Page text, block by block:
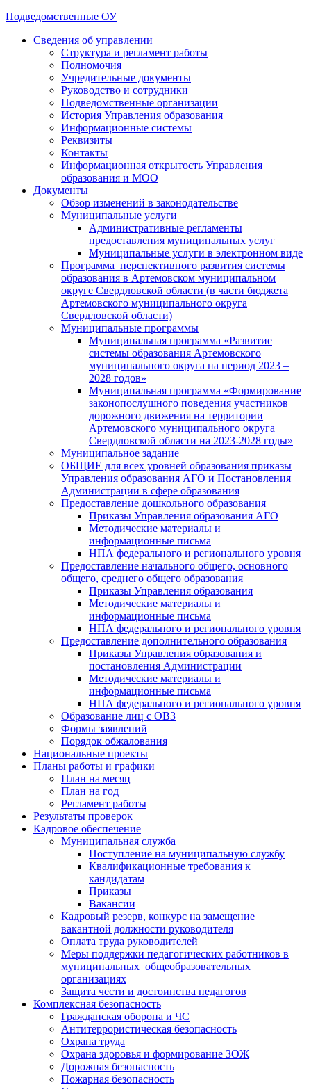
Подведомственные ОУ
Сведения об управлении
Структура и регламент работы
Полномочия
Учредительные документы
Руководство и сотрудники
Подведомственные организации
История Управления образования
Информационные системы
Реквизиты
Контакты
Информационная открытость Управления
образования и МОО
Документы
Обзор изменений в законодательстве
Муниципальные услуги
Административные регламенты
предоставления муниципальных услуг
Муниципальные услуги в электронном виде
Программа перспективного развития системы
образования в Артемовском муниципальном
округе Свердловской области (в части бюджета
Артемовского муниципального округа
Свердловской области)
Муниципальные программы
Муниципальная программа «Развитие
системы образования Артемовского
муниципального округа на период 2023 –
2028 годов»
Муниципальная программа «Формирование
законопослушного поведения участников
дорожного движения на территории
Артемовского муниципального округа
Свердловской области на 2023-2028 годы»
Муниципальное задание
ОБЩИЕ для всех уровней образования приказы
Управления образования АГО и Постановления
Администрации в сфере образования
Предоставление дошкольного образования
Приказы Управления образования АГО
Методические материалы и
информационные письма
НПА федерального и регионального уровня
Предоставление начального общего, основного
общего, среднего общего образования
Приказы Управления образования
Методические материалы и
информационные письма
НПА федерального и регионального уровня
Предоставление дополнительного образования
Приказы Управления образования и
постановления Администрации
Методические материалы и
информационные письма
НПА федерального и регионального уровня
Образование лиц с ОВЗ
Формы заявлений
Порядок обжалования
Национальные проекты
Планы работы и графики
План на месяц
План на год
Регламент работы
Результаты проверок
Кадровое обеспечение
Муниципальная служба
Поступление на муниципальную службу
Квалификационные требования к
кандидатам
Приказы
Вакансии
Кадровый резерв, конкурс на замещение
вакантной должности руководителя
Оплата труда руководителей
Меры поддержки педагогических работников в
муниципальных общеобразовательных
организациях
Защита чести и достоинства педагогов
Комплексная безопасность
Гражданская оборона и ЧС
Антитеррористическая безопасность
Охрана труда
Охрана здоровья и формирование ЗОЖ
Дорожная безопасность
Пожарная безопасность